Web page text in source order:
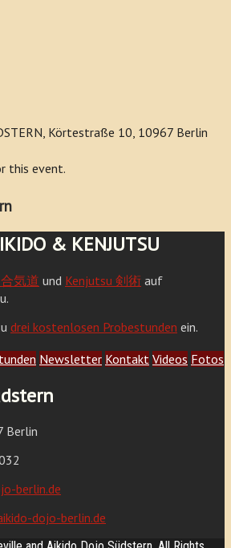
Körtestraße 10, 10967 Berlin
this event.
& KENJUTSU
気道 und Kenjutsu 剣術 auf
drei kostenlosen Probestunden ein.
Newsletter Kontakt Videos Fotos
Berlin
berlin.de
dojo-berlin.de